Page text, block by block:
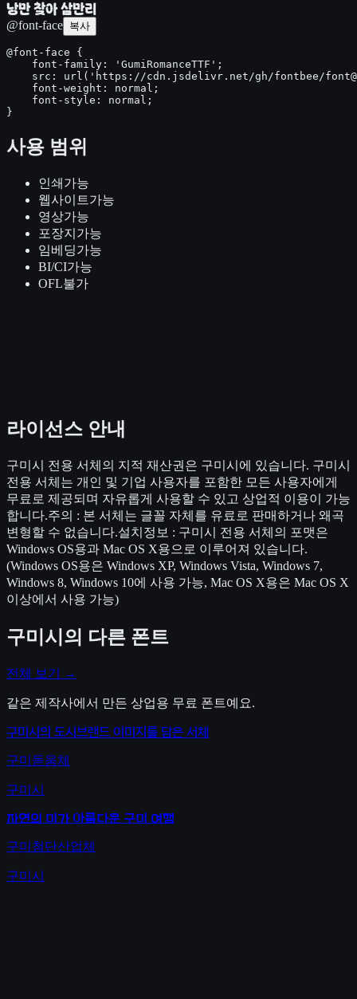
낭만 찾아 삼만리
@font-face 복사
@font-face {
    font-family: 'GumiRomanceTTF';
src: url('https://cdn.jsdelivr.net/gh/fontbee/
    font-weight: normal;
    font-style: normal;
}
사용 범위
인쇄 가능
웹사이트가능
영상가능
포장지 가능
임베딩가능
BI/CI가능
OFL불가
라이선스 안내
구미시 전용 서체의 지적 재산권은 구미시에 있습니다. 구미시
전용 서체는 개인 및 기업 사용자를 포함한 모든 사용자에게
무료로 제공되며 자유롭게 사용할 수 있고 상업적 이용이 가능
합니다.주의 : 본 서체는 글꼴 자체를 유료로 판매하거나 왜곡
변형할 수 없습니다.설치정보 : 구미시 전용 서체의 포맷은
Windows OS용과 Mac OS X용으로 이루어져 있습니다.
(Windows OS용은 Windows XP, Windows Vista, Windows 7,
Windows 8, Windows 10에 사용 가능, Mac OS X용은 Mac OS X
이상에서 사용 가능)
구미시 의 다른 폰트
전체 보기 →
같은 제작사에서 만든 상업용 무료 폰트예요.
구미시의 도시브랜드 이미지를 담은 서체
구미돋움체
구미시
자연의 미가 아름다운 구미 여행
구미첨단산업체
구미시